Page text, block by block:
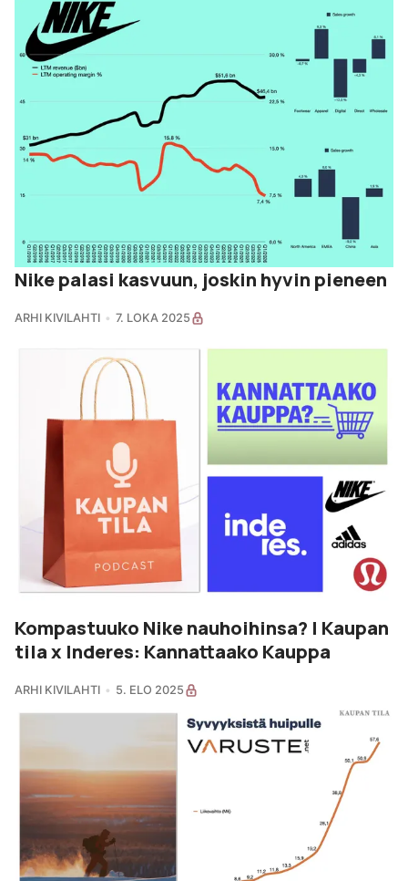
Nike palasi kasvuun, joskin hyvin pieneen
ARHI KIVILAHTI 7. LOKA 2025
Kompastuuko Nike nauhoihinsa? | Kaupan
tila x Inderes: Kannattaako Kauppa
ARHI KIVILAHTI 5. ELO 2025